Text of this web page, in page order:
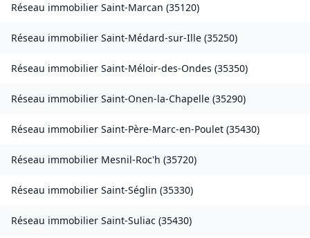
Réseau immobilier Saint-Marcan (35120)
Réseau immobilier Saint-Médard-sur-Ille (35250)
Réseau immobilier Saint-Méloir-des-Ondes (35350)
Réseau immobilier Saint-Onen-la-Chapelle (35290)
Réseau immobilier Saint-Père-Marc-en-Poulet (35430)
Réseau immobilier Mesnil-Roc'h (35720)
Réseau immobilier Saint-Séglin (35330)
Réseau immobilier Saint-Suliac (35430)